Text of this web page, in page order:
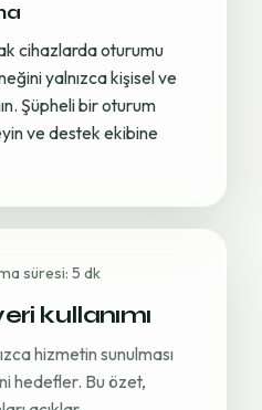
cihazlarda oturumu
yalnızca kişisel ve
Şüpheli bir oturum
ve destek ekibine
süresi: 5 dk
kullanımı
hizmetin sunulması
hedefler. Bu özet,